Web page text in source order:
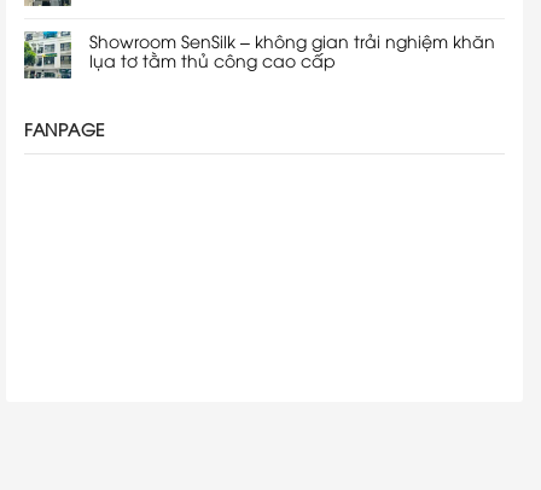
Showroom SenSilk – không gian trải nghiệm khăn
lụa tơ tằm thủ công cao cấp
FANPAGE